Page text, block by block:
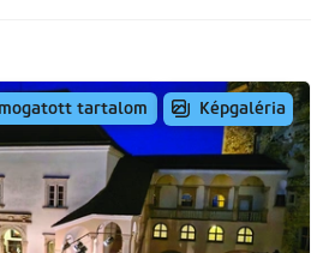
tartalom Képgaléria